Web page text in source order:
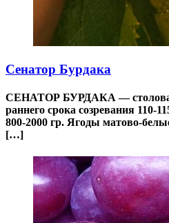
Сенатор Бурдака
СЕНАТОР БУРДАКА —
раннего срока созревания 110-
800-2000 гр. Ягоды матово-
[…]